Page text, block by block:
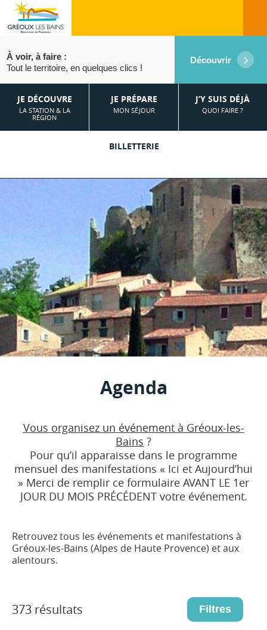
JE DÉCOUVRE
LA STATION & LA
RÉGION
JE PRÉPARE
MON SÉJOUR
J’Y SUIS DÉJÀ
QUOI FAIRE ?
BILLETTERIE
À voir, à faire :
Tout le territoire, en quelques clics !
Découvrir
Agenda
Vous organisez un événement à Gréoux-les-
Bains ?
Pour qu’il apparaisse dans le programme
mensuel des manifestations « Ici et Aujourd’hui
» Merci de remplir ce formulaire AVANT LE 1er
JOUR DU MOIS PRÉCÉDENT votre événement.
Retrouvez tous les événements et manifestations à
Gréoux-les-Bains (Alpes de Haute Provence) et aux
alentours.
373 résultats Filtres